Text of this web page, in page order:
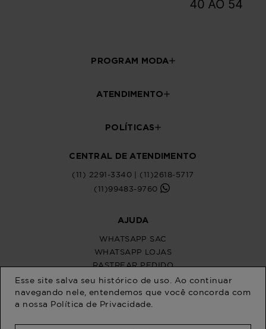
Esse site salva seu histórico de uso. Ao continuar
navegando nele, entendemos que você concorda com
a nossa Política de Privacidade